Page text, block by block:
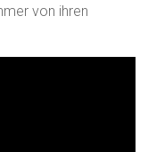
von ihren